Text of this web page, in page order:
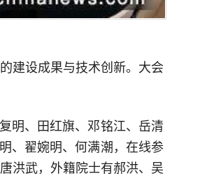
建设成果与技术创新。大会
明、田红旗、邓铭江、岳清
、翟婉明、何满潮，在线参
洪武，外籍院士有郝洪、吴